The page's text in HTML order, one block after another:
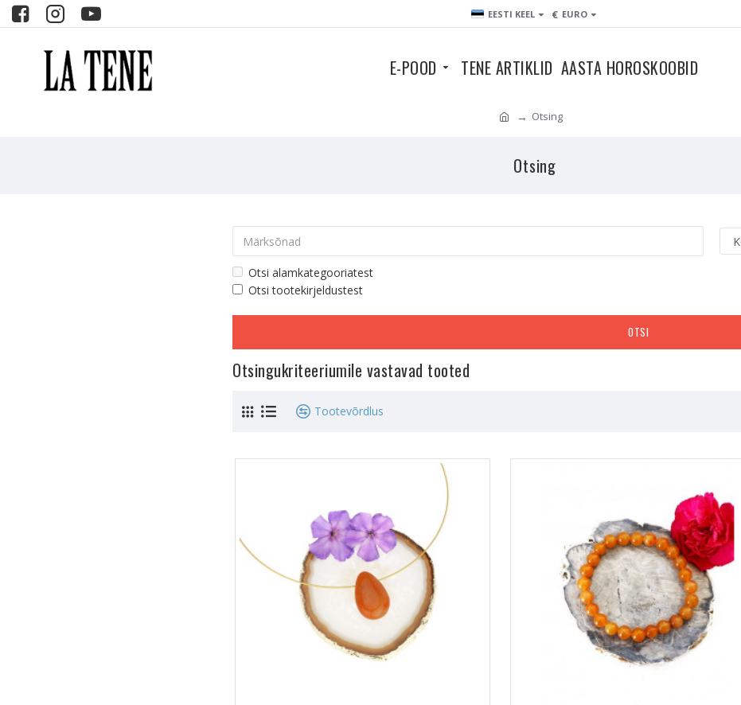
EESTI KEEL € EURO
E-POOD TENE ARTIKLID AASTA HOROSKOOBID
Otsing
Otsing
Otsi alamkategooriatest
Otsi tootekirjeldustest
OTSI
Otsingukriteeriumile vastavad tooted
Tootevõrdlus